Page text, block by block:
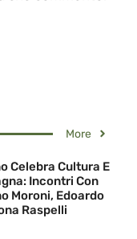
More
Celebra Cultura E
Incontri Con
Moroni, Edoardo
Raspelli